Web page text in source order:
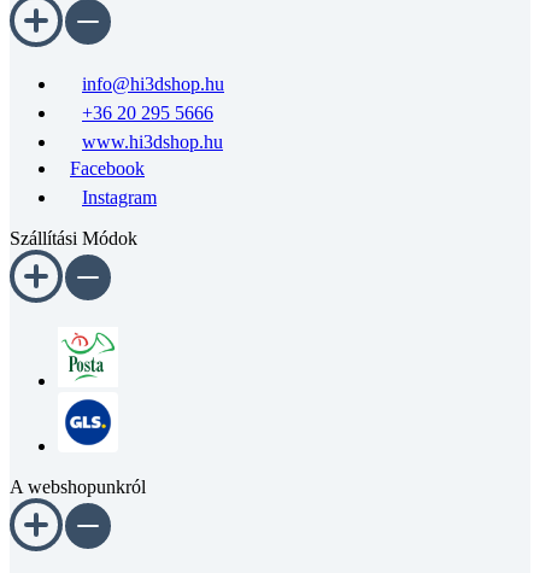
info@hi3dshop.hu
+36 20 295 5666
www.hi3dshop.hu
Facebook
Instagram
Szállítási Módok
A webshopunkról